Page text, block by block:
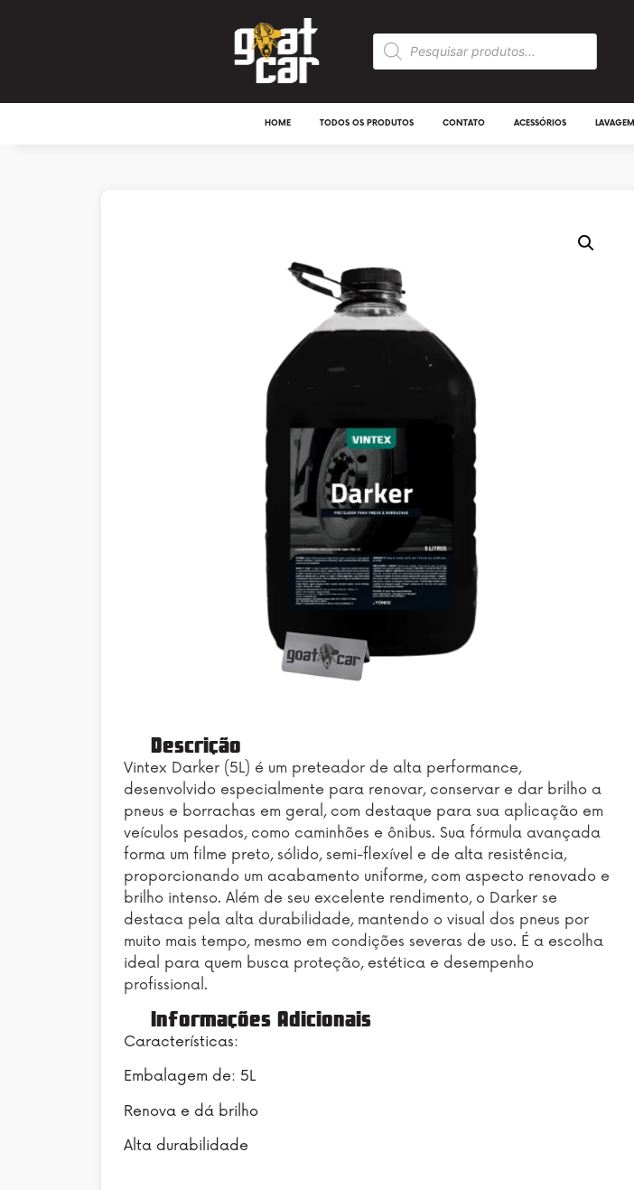
HOME TODOS OS PRODUTOS CONTATO ACESSÓRIOS LAVAGEM
Descrição
Vintex Darker (5L) é um preteador de alta performance,
desenvolvido especialmente para renovar, conservar e dar brilho a
pneus e borrachas em geral, com destaque para sua aplicação em
veículos pesados, como caminhões e ônibus. Sua fórmula avançada
forma um filme preto, sólido, semi-flexível e de alta resistência,
proporcionando um acabamento uniforme, com aspecto renovado e
brilho intenso. Além de seu excelente rendimento, o Darker se
destaca pela alta durabilidade, mantendo o visual dos pneus por
muito mais tempo, mesmo em condições severas de uso. É a escolha
ideal para quem busca proteção, estética e desempenho
profissional.
Informações Adicionais
Características:
Embalagem de: 5L
Renova e dá brilho
Alta durabilidade